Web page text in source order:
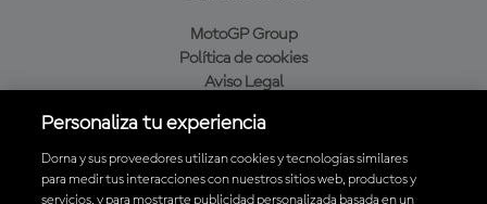
MotoGP Group
Política de cookies
Aviso Legal
Política de compra
Personaliza tu experiencia
Dorna y sus proveedores utilizan cookies y tecnologías similares
para medir tus interacciones con nuestros sitios web, productos y
servicios, y para mostrarte publicidad personalizada basada en un